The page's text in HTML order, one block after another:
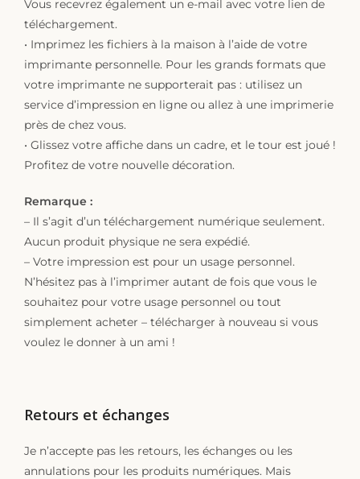
Vous recevrez également un e-mail avec votre lien de
téléchargement.
• Imprimez les fichiers à la maison à l’aide de votre
imprimante personnelle. Pour les grands formats que
votre imprimante ne supporterait pas : utilisez un
service d’impression en ligne ou allez à une imprimerie
près de chez vous.
• Glissez votre affiche dans un cadre, et le tour est joué !
Profitez de votre nouvelle décoration.
Remarque :
– Il s’agit d’un téléchargement numérique seulement.
Aucun produit physique ne sera expédié.
– Votre impression est pour un usage personnel.
N’hésitez pas à l’imprimer autant de fois que vous le
souhaitez pour votre usage personnel ou tout
simplement acheter – télécharger à nouveau si vous
voulez le donner à un ami !
Retours et échanges
Je n’accepte pas les retours, les échanges ou les
annulations pour les produits numériques. Mais